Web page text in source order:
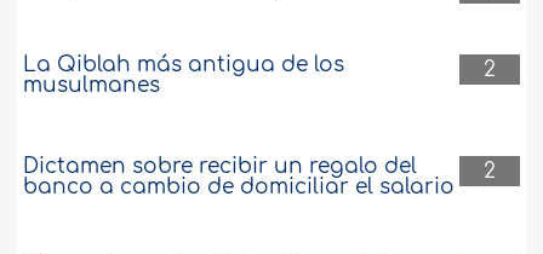
2
La Qiblah más antigua de los
musulmanes
2
Dictamen sobre recibir un regalo del
banco a cambio de domiciliar el salario